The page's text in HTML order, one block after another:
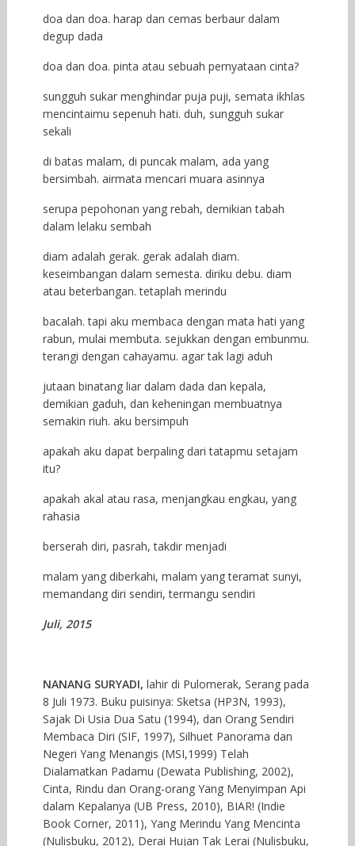
doa dan doa. harap dan cemas berbaur dalam
degup dada
doa dan doa. pinta atau sebuah pernyataan cinta?
sungguh sukar menghindar puja puji, semata ikhlas
mencintaimu sepenuh hati. duh, sungguh sukar
sekali
di batas malam, di puncak malam, ada yang
bersimbah. airmata mencari muara asinnya
serupa pepohonan yang rebah, demikian tabah
dalam lelaku sembah
diam adalah gerak. gerak adalah diam.
keseimbangan dalam semesta. diriku debu. diam
atau beterbangan. tetaplah merindu
bacalah. tapi aku membaca dengan mata hati yang
rabun, mulai membuta. sejukkan dengan embunmu.
terangi dengan cahayamu. agar tak lagi aduh
jutaan binatang liar dalam dada dan kepala,
demikian gaduh, dan keheningan membuatnya
semakin riuh. aku bersimpuh
apakah aku dapat berpaling dari tatapmu setajam
itu?
apakah akal atau rasa, menjangkau engkau, yang
rahasia
berserah diri, pasrah, takdir menjadi
malam yang diberkahi, malam yang teramat sunyi,
memandang diri sendiri, termangu sendiri
Juli, 2015
NANANG SURYADI, lahir di Pulomerak, Serang pada
8 Juli 1973. Buku puisinya: Sketsa (HP3N, 1993),
Sajak Di Usia Dua Satu (1994), dan Orang Sendiri
Membaca Diri (SIF, 1997), Silhuet Panorama dan
Negeri Yang Menangis (MSI,1999) Telah
Dialamatkan Padamu (Dewata Publishing, 2002),
Cinta, Rindu dan Orang-orang Yang Menyimpan Api
dalam Kepalanya (UB Press, 2010), BIAR! (Indie
Book Corner, 2011), Yang Merindu Yang Mencinta
(Nulisbuku, 2012), Derai Hujan Tak Lerai (Nulisbuku,